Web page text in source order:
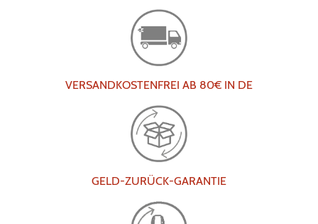
VERSANDKOSTENFREI AB 80€ IN DE
GELD-ZURÜCK-GARANTIE